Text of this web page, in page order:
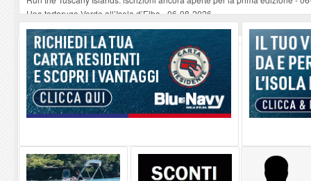
Una tartaruga Verde all’Isola d’Elba-06-08-2026
Furgone in fiamme a Capoliveri, illeso il conducente-06-08-2026
Campo: chiusura della biblioteca comunale in occasione del Santo Patrono
A Carpani si apre la Festa di Liberazione: il programma della prima serata-